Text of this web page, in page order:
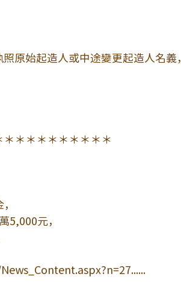
原始起造人或中途變更起造人名義，
＊＊＊＊＊＊＊＊＊
5,000元，